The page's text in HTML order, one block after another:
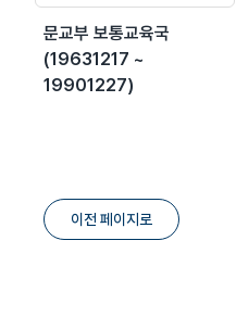
문교부 보통교육국
(19631217 ~
19901227)
이전 페이지로